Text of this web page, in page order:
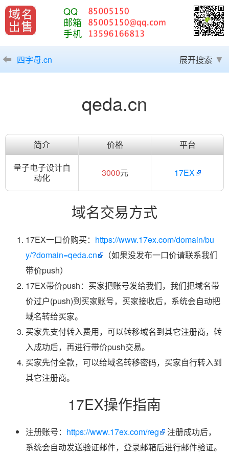
QQ
邮箱
手机
四字母.cn 展开搜索
qeda.cn
简介 价格
平台
量子电子设计自
动化
3000元 17EX
域名交易方式
17EX一口价购买： https://www.17ex.com/domain/bu
y/?domain=qeda.cn
（如果没发布一口价请联系我们
带价push）
17EX带价push：买家把账号发给我们，我们把域名带
价过户(push)到买家账号，买家接收后，系统会自动把
域名转给买家。
买家先支付转入费用，可以转移域名到其它注册商，转
入成功后，再进行带价push交易。
买家先付全款，可以给域名转移密码，买家自行转入到
其它注册商。
17EX操作指南
注册账号： https://www.17ex.com/reg
注册成功后，
系统会自动发送验证邮件，登录邮箱后进行邮件验证。